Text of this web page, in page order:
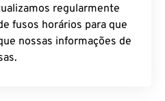
regularmente
fusos horários para que
nossas informações de